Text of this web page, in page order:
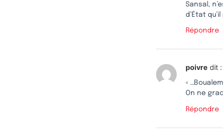
Sansal,
d’État
Répondre
poivre dit :
«
On ne
Répondre